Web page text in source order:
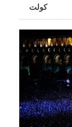
کولت